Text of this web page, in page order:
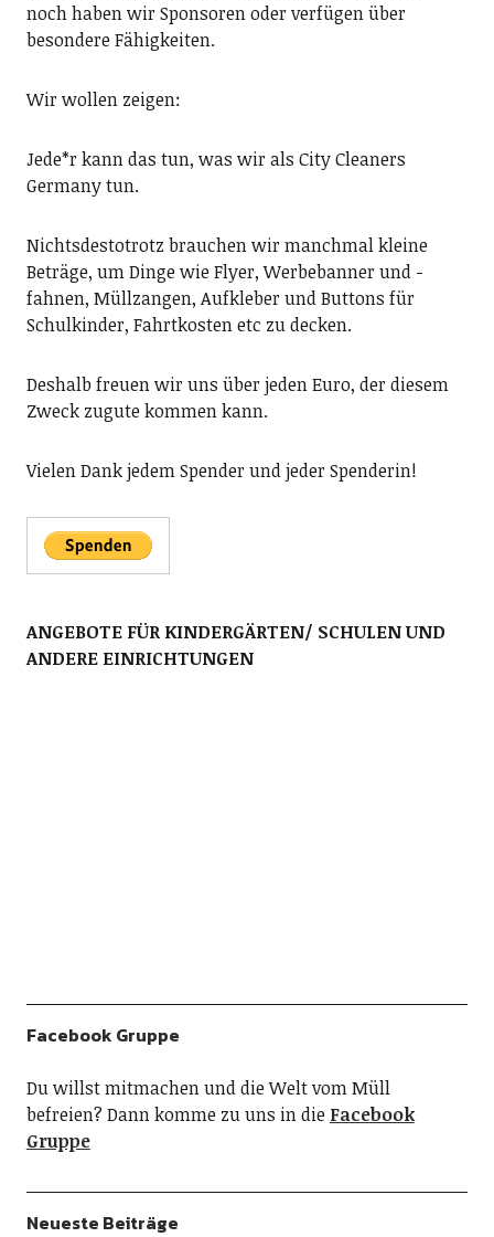
noch haben wir Sponsoren oder verfügen über
besondere Fähigkeiten.
Wir wollen zeigen:
Jede*r kann das tun, was wir als City Cleaners
Germany tun.
Nichtsdestotrotz brauchen wir manchmal kleine
Beträge, um Dinge wie Flyer, Werbebanner und -
fahnen, Müllzangen, Aufkleber und Buttons für
Schulkinder, Fahrtkosten etc zu decken.
Deshalb freuen wir uns über jeden Euro, der diesem
Zweck zugute kommen kann.
Vielen Dank jedem Spender und jeder Spenderin!
ANGEBOTE FÜR KINDERGÄRTEN/ SCHULEN UND
ANDERE EINRICHTUNGEN
Facebook Gruppe
Du willst mitmachen und die Welt vom Müll
befreien? Dann komme zu uns in die Facebook
Gruppe
Neueste Beiträge